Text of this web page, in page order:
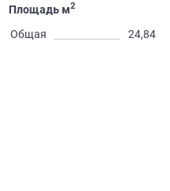
Площадь м2
Общая 24,84